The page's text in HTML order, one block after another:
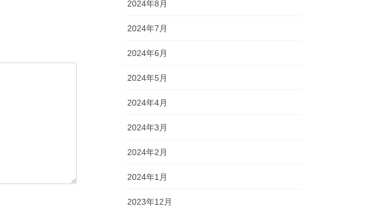
2024年8月
2024年7月
2024年6月
2024年5月
2024年4月
2024年3月
2024年2月
2024年1月
2023年12月